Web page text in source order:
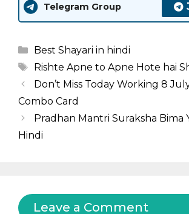
Telegram Group
Categories
Best Shayari in hindi
Tags
Rishte Apne to Apne Hote hai
Don’t Miss Today Working 8
Combo Card
Pradhan Mantri Suraksha Bima
Hindi
Leave a Comment